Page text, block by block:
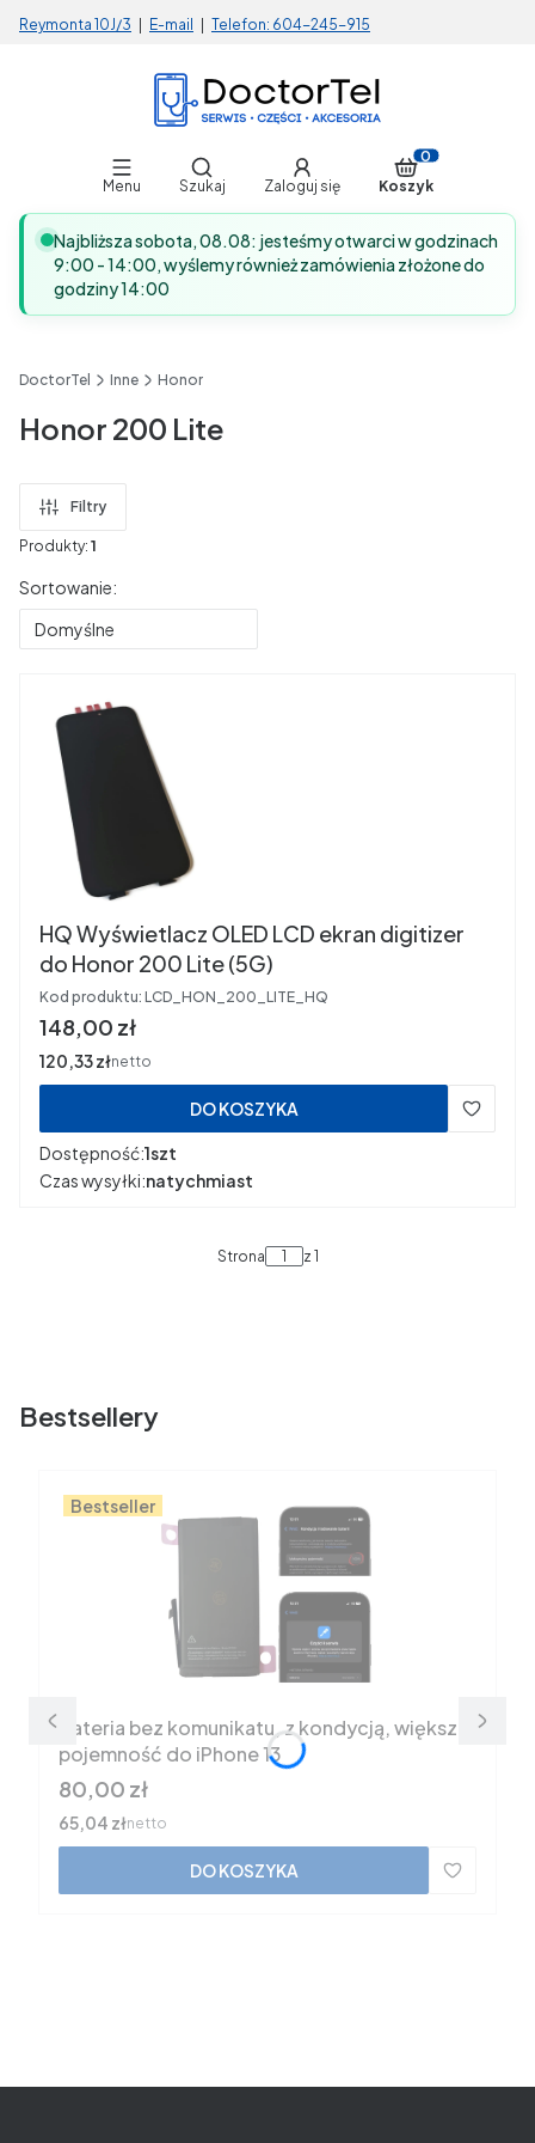
Reymonta 10J/3 E-mail Telefon: 604-245-915
Menu
Otwórz wyszukiwarkę
Szukaj Zaloguj się
Produkty w
Koszyk
Najbliższa sobota, 08.08: jesteśmy otwarci w godzinach
9:00 - 14:00, wyślemy również zamówienia złożone do
godziny 14:00
DoctorTel Inne Honor
Honor 200 Lite
Filtry
Produkty: 1
Lista produktów
Sortowanie:
Domyślne
HQ Wyświetlacz OLED LCD ekran digitizer
do Honor 200 Lite (5G)
Kod produktu: LCD_HON_200_LITE_HQ
Cena
148,00 zł
Cena
120,33 złnetto
DO KOSZYKA
Dostępność:1szt
Czas wysyłki:natychmiast
Strona z 1
Bestsellery
Bestseller
Bateria bez komunikatu, z kondycją, większa
pojemność do iPhone 13
Cena
80,00 zł
Cena
65,04 złnetto
DO KOSZYKA